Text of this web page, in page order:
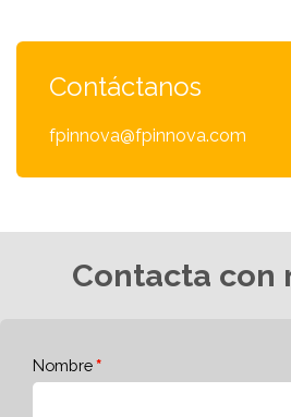
Contáctanos
fpinnova@fpinnova.com
Contacta con
Nombre